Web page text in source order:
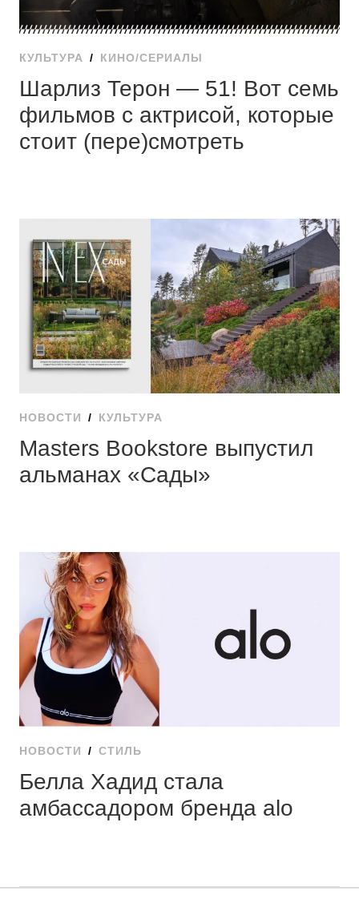
КУЛЬТУРА / КИНО/СЕРИАЛЫ
Шарлиз Терон — 51! Вот семь
фильмов с актрисой, которые
стоит (пере)смотреть
НОВОСТИ / КУЛЬТУРА
Masters Bookstore выпустил
альманах «Сады»
НОВОСТИ / СТИЛЬ
Белла Хадид стала
амбассадором бренда alo